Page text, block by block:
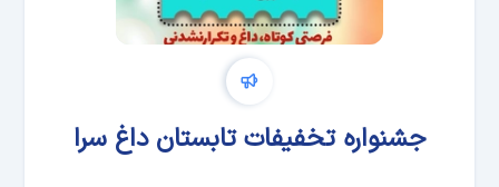
جشنواره تخفیفات تابستان داغ سرا